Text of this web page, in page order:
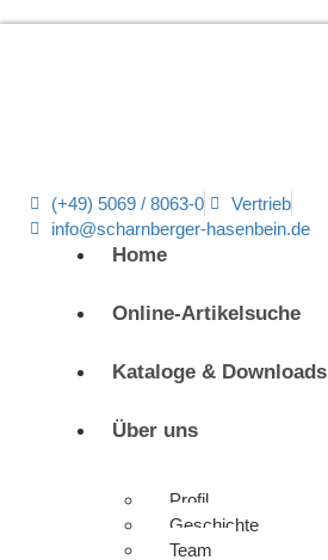
(+49) 5069 / 8063-0
Vertrieb
info@scharnberger-hasenbein.de
Home
Online-Artikelsuche
Kataloge & Downloads
Über uns
Profil
Geschichte
Team